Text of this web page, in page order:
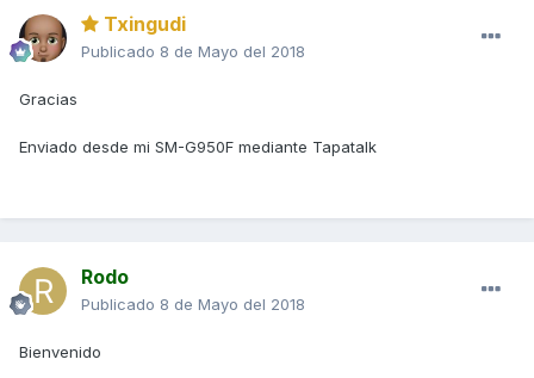
Txingudi
Publicado 8 de Mayo del 2018
Gracias
Enviado desde mi SM-G950F mediante Tapatalk
Rodo
Publicado 8 de Mayo del 2018
Bienvenido